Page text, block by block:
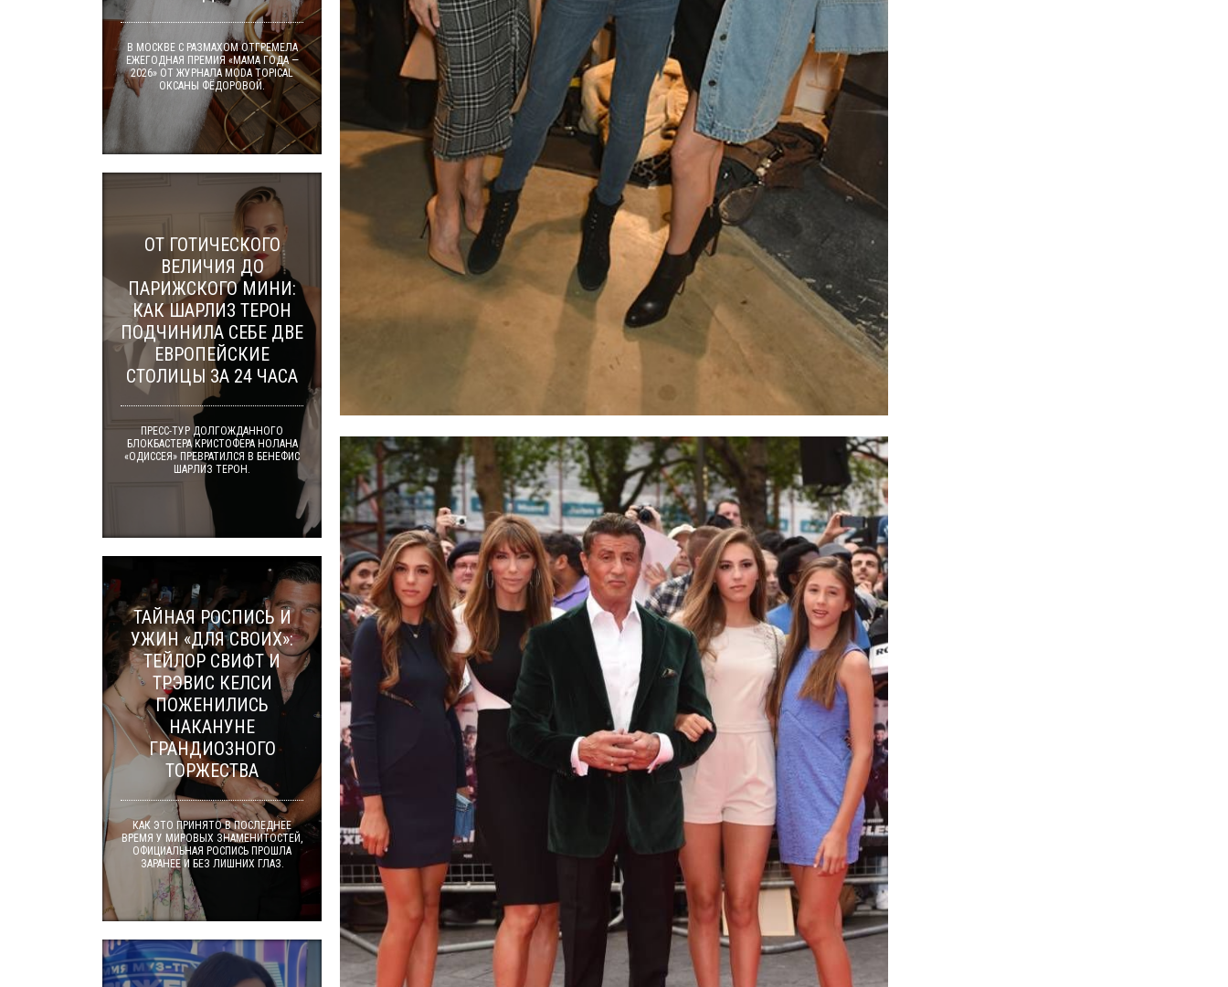
В МОСКВЕ С РАЗМАХОМ ОТГРЕМЕЛА
ЕЖЕГОДНАЯ ПРЕМИЯ «МАМА ГОДА —
2026» ОТ ЖУРНАЛА MODA TOPICAL
ОКСАНЫ ФЁДОРОВОЙ.
ОТ ГОТИЧЕСКОГО
ВЕЛИЧИЯ ДО
ПАРИЖСКОГО МИНИ:
КАК ШАРЛИЗ ТЕРОН
ПОДЧИНИЛА СЕБЕ ДВЕ
ЕВРОПЕЙСКИЕ
СТОЛИЦЫ ЗА 24 ЧАСА
ПРЕСС-ТУР ДОЛГОЖДАННОГО
БЛОКБАСТЕРА КРИСТОФЕРА НОЛАНА
«ОДИССЕЯ» ПРЕВРАТИЛСЯ В БЕНЕФИС
ШАРЛИЗ ТЕРОН.
ТАЙНАЯ РОСПИСЬ И
УЖИН «ДЛЯ СВОИХ»:
ТЕЙЛОР СВИФТ И
ТРЭВИС КЕЛСИ
ПОЖЕНИЛИСЬ
НАКАНУНЕ
ГРАНДИОЗНОГО
ТОРЖЕСТВА
КАК ЭТО ПРИНЯТО В ПОСЛЕДНЕЕ
ВРЕМЯ У МИРОВЫХ ЗНАМЕНИТОСТЕЙ,
ОФИЦИАЛЬНАЯ РОСПИСЬ ПРОШЛА
ЗАРАНЕЕ И БЕЗ ЛИШНИХ ГЛАЗ.